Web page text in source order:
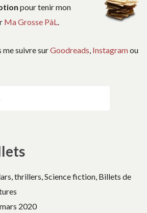
pour tenir mon
Ma Grosse PàL
suivre surGoodreads, Instagramou
thrillers, Science fiction, Billets de
2020